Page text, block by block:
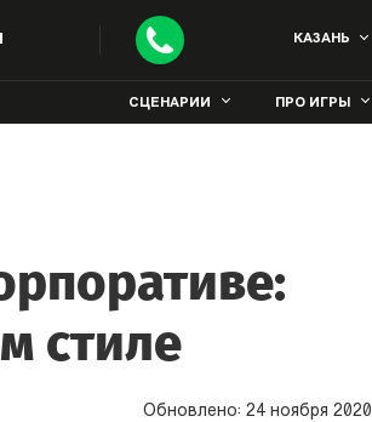
КАЗАНЬ
СЦЕНАРИИ ПРО ИГРЫ
стиле
Обновлено: 24 ноября 2020